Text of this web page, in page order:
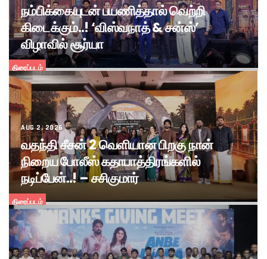
திரைப்படம்
நம்பிக்கையுடன் பயணித்தால் வெற்றி
கிடைக்கும்..! ‘விஸ்வநாத் & சன்ஸ்’
விழாவில் சூர்யா
திரைப்படம்
AUG 2, 2026
வதந்தி சீசன் 2 வெளியான பிறகு நான்
நிறைய போலீஸ் கதாபாத்திரங்களில்
நடிப்பேன்..! – சசிகுமார்